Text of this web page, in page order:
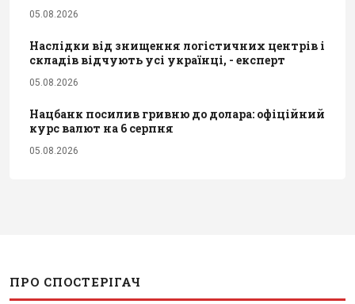
05.08.2026
Наслідки від знищення логістичних центрів і
складів відчують усі українці, - експерт
05.08.2026
Нацбанк посилив гривню до долара: офіційний
курс валют на 6 серпня
05.08.2026
ПРО СПОСТЕРІГАЧ